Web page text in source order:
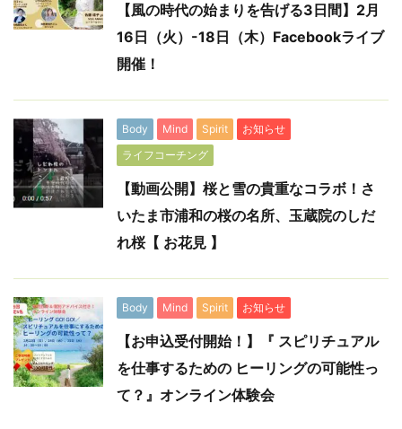
【風の時代の始まりを告げる3日間】2月
16日（火）-18日（木）Facebookライブ
開催！
Body Mind Spirit
お知らせ
ライフコーチング
【動画公開】桜と雪の貴重なコラボ！さ
いたま市浦和の桜の名所、玉蔵院のしだ
れ桜【 お花見 】
Body Mind Spirit お知らせ
【お申込受付開始！】『 スピリチュアル
を仕事するための ヒーリングの可能性っ
て？』オンライン体験会